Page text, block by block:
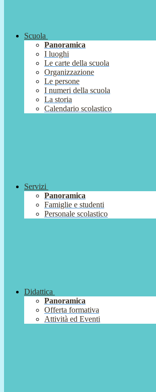
Scuola
Panoramica
I luoghi
Le carte della scuola
Organizzazione
Le persone
I numeri della scuola
La storia
Calendario scolastico
Servizi
Panoramica
Famiglie e studenti
Personale scolastico
Didattica
Panoramica
Offerta formativa
Attività ed Eventi